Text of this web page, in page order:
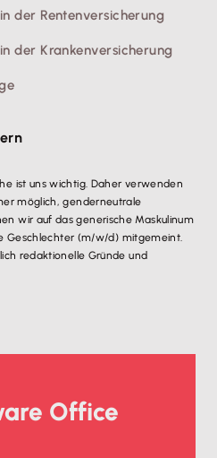
der Rentenversicherung
der Krankenversicherung
ist uns wichtig. Daher verwenden
möglich, genderneutrale
wir auf das generische Maskulinum
Geschlechter (m/w/d) mitgemeint.
redaktionelle Gründe und
Office